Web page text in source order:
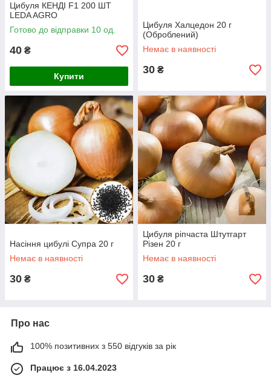
Цибуля КЕНДІ F1 200 ШТ
LEDA AGRO
Готово до відправки 10 од.
40 ₴
Купити
Цибуля Халцедон 20 г
(Оброблений)
Немає в наявності
30 ₴
Насіння цибулі Супра 20 г
Немає в наявності
30 ₴
Цибуля ріпчаста Штутгарт
Різен 20 г
Немає в наявності
30 ₴
Про нас
100% позитивних з 550 відгуків за рік
Працює з 16.04.2023